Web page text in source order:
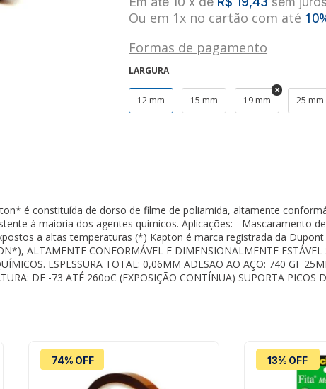
Ou em 1x no cartão com até
Formas de pagamento
LARGURA
12 mm 15 mm 19 mm 25 mm
é constituída de dorso de filme de poliamida, altamente
à maioria dos agentes químicos. Aplicações: - Mascaramento
a altas temperaturas (*) Kapton é marca registrada da Dupont
ALTAMENTE CONFORMÁVEL E DIMENSIONALMENTE
ESPESSURA TOTAL: 0,06MM ADESÃO AO AÇO: 740 GF
DE -73 ATÉ 260oC (EXPOSIÇÃO CONTÍNUA) SUPORTA PICOS
74% OFF 13% OFF